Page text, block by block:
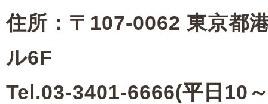
住所：〒107-0062 東京都
ル6F
Tel.03-3401-6666(平日10